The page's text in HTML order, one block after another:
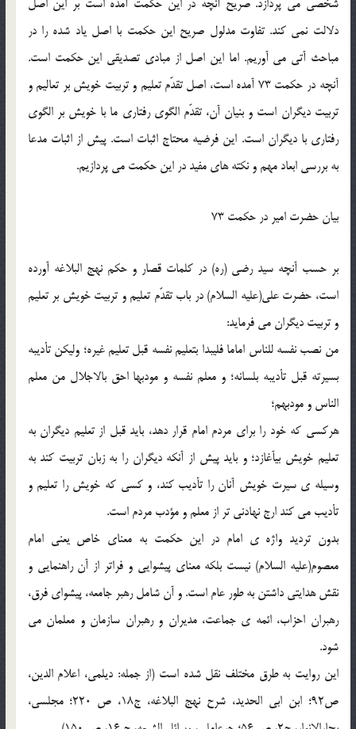
دلالت نمي کند. تفاوت مدلول صريح اين حکمت با اصل ياد شده را در
مباحث آتي مي آوريم. اما اين اصل از مبادي تصديقي اين حکمت است.
آنچه در حکمت 73 آمده است، اصل تقدّم تعليم و تربيت خويش بر تعاليم و
تربيت ديگران است و بنيان آن، تقدّم الگوي رفتاري ما با خويش بر الگوي
رفتاري با ديگران است. اين فرضيه محتاج اثبات است. پيش از اثبات مدعا
به بررسي ابعاد مهم و نکته هاي مفيد در اين حکمت مي پردازيم.
بيان حضرت امير در حکمت 73
بر حسب آنچه سيد رضي (ره) در کلمات قصار و حکم نهج البلاغه آورده
است، حضرت علي(عليه السلام) در باب تقدّم تعليم و تربيت خويش بر تعليم
و تربيت ديگران مي فرمايد:
من نصب نفسه للناس اماما فليبدا بتعليم نفسه قبل تعليم غيره؛ وليکن تأديبه
بسيرته قبل تأديبه بلسانه؛ و معلم نفسه و مودبها احق بالاجلال من معلم
الناس و مودبهم؛
هرکسي که خود را براي مردم امام قرار دهد، بايد قبل از تعليم ديگران به
تعليم خويش بيآغازد؛ و بايد پيش از آنکه ديگران را به زبان تربيت کند به
وسيله ي سيرت خويش آنان را تأديب کند، و کسي که خويش را تعليم و
تأديب مي کند ارج نهادني تر از معلم و مؤدب مردم است.
بدون ترديد واژه ي امام در اين حکمت به معناي خاص يعني امام
معصوم(عليه السلام) نيست بلکه معناي پيشوايي و فراتر از آن راهنمايي و
نقش هدايتي داشتن به طور عام است. و آن شامل رهبر جامعه، پيشواي فرق،
رهبران احزاب، ائمه ي جماعت، مديران و رهبران سازمان و معلمان مي
شود.
اين روايت به طرق مختلف نقل شده است (از جمله: ديلمي، اعلام الدين،
ص92؛ ابن ابي الحديد، شرح نهج البلاغه، ج18، ص 220؛ مجلسي،